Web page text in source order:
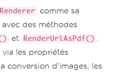
comme sa
des méthodes
et RenderUrlAsPdf()
les propriétés
la conversion d'images, les